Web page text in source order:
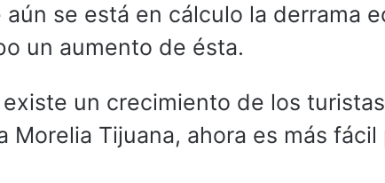
aún se está en cálculo la derrama
un aumento de ésta.
un crecimiento de los
Morelia Tijuana, ahora es más